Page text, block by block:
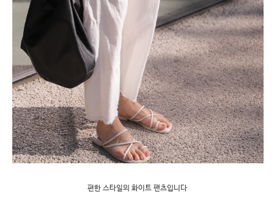
편한 스타일의 화이트 팬츠입니다